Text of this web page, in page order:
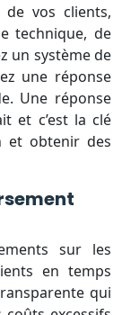
de vos clients,
technique, de
un système de
une réponse
Une réponse
et c’est la clé
et obtenir des
sur les
en temps
qui